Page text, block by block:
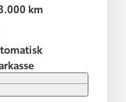
km